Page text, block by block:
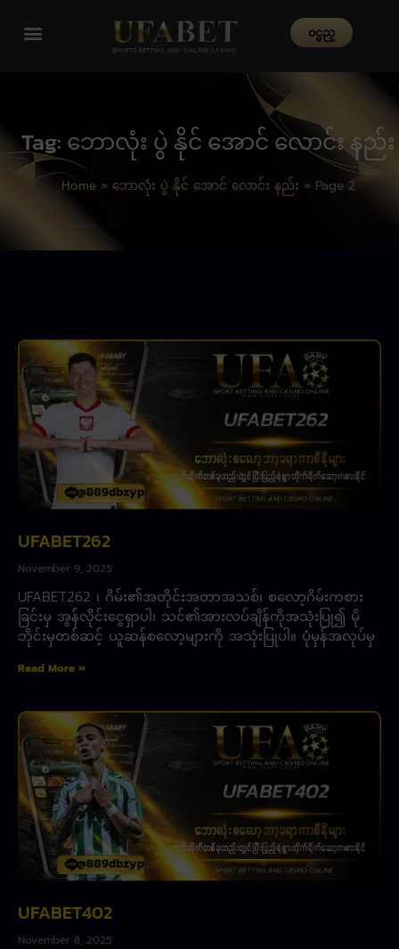
၀င္မည္
Tag: ဘောလုံး ပွဲ နိုင် အောင် လောင်း နည်း
Home » ဘောလုံး ပွဲ နိုင် အောင် လောင်း နည်း » Page 2
UFABET262
November 9, 2025
UFABET262 ၊ ဂိမ်း၏အတိုင်းအတာအသစ်၊ စလော့ဂိမ်းကစား
ခြင်းမှ အွန်လိုင်းငွေရှာပါ၊ သင်၏အားလပ်ချိန်ကိုအသုံးပြု၍ မို
ဘိုင်းမှတစ်ဆင့် ယူဆန်စလော့များကို အသုံးပြုပါ။ ပုံမှန်အလုပ်မှ
Read More »
UFABET402
November 8, 2025